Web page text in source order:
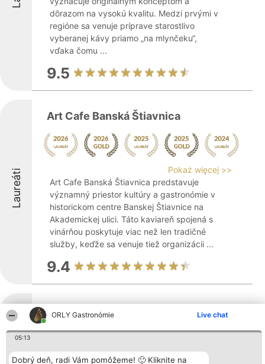
ORLY Gastronómie Live chat
05:13
Dobrý deň, radi Vám pomôžeme! 🙂 Kliknite na
dôrazom na vysokú kvalitu. Medzi prvými v
regióne sa venuje príprave starostlivo
vyberanej kávy priamo „na mlynčeku“,
vďaka čomu ...
9.5
Laureáti
Art Cafe Banská Štiavnica
Pokaż więcej >>
Art Cafe Banská Štiavnica predstavuje
významný priestor kultúry a gastronómie v
historickom centre Banskej Štiavnice na
Akademickej ulici. Táto kaviareň spojená s
vinárňou poskytuje viac než len tradičné
služby, keďže sa venuje tiež organizácii ...
9.4
Laureáti
Počuvalská krčma